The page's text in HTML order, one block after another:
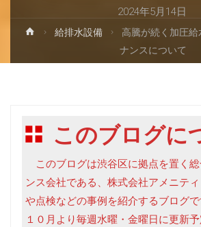
2024年5月14日
給排水設備
高騰が続く加圧
ナンスについて
このブログに
このブログは渋谷区に拠点を置く
ンス会社である、株式会社アメニテ
や点検などの事例を紹介するブログ
１０月より毎週水曜・金曜日に更新